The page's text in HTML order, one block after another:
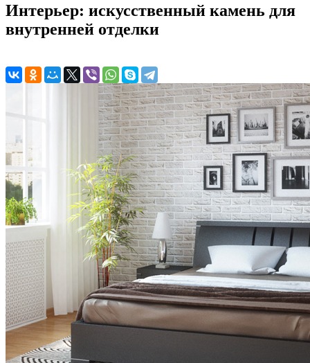
Интерьер: искусственный камень для
внутренней отделки